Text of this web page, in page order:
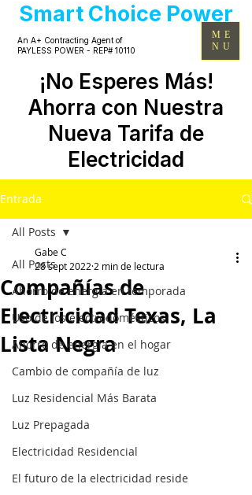
Smart Choice Power
¡No Esperes Más!
Ahorra con Nuestra
Nueva Tarifa de
Electricidad
An A+ Contracting Agent of
PAYLESS POWER - REP# 10110
ME
NU
Entrada
All Posts
Ahorro de energía en temporada
Uso de los electrodomésticos
Ahorro de energía en el hogar
Cambio de compañía de luz
Luz Residencial Más Barata
Luz Prepagada
Electricidad Residencial
El futuro de la electricidad reside
All Posts
Compañías de
Electricidad Texas, La
Lista Negra
Gabe C
28 sept 2022 2 min de lectura